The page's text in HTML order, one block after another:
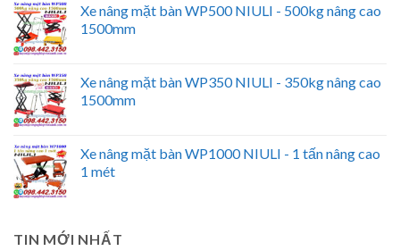
Xe nâng mặt bàn WP500 NIULI - 500kg nâng cao
1500mm
Xe nâng mặt bàn WP350 NIULI - 350kg nâng cao
1500mm
Xe nâng mặt bàn WP1000 NIULI - 1 tấn nâng cao
1 mét
TIN MỚI NHẤT